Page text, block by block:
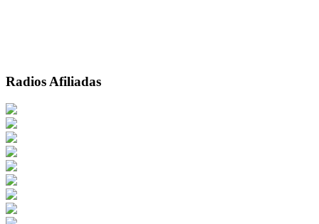
Radios Afiliadas